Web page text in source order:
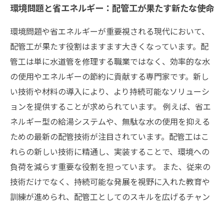
環境問題と省エネルギー：配管工が果たす新たな使命
環境問題や省エネルギーが重要視される現代において、
配管工が果たす役割はますます大きくなっています。配
管工は単に水道管を修理する職業ではなく、効率的な水
の使用やエネルギーの節約に貢献する専門家です。新し
い技術や材料の導入により、より持続可能なソリューシ
ョンを提供することが求められています。 例えば、省エ
ネルギー型の給湯システムや、無駄な水の使用を抑える
ための最新の配管技術が注目されています。配管工はこ
れらの新しい技術に精通し、実装することで、環境への
負荷を減らす重要な役割を担っています。 また、従来の
技術だけでなく、持続可能な発展を視野に入れた教育や
訓練が進められ、配管工としてのスキルを広げるチャン